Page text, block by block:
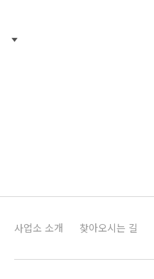
사업소 소개 찾아오시는 길